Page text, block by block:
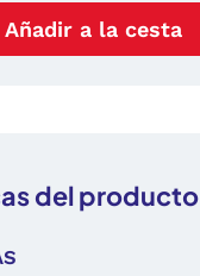
Añadir a la cesta
del producto